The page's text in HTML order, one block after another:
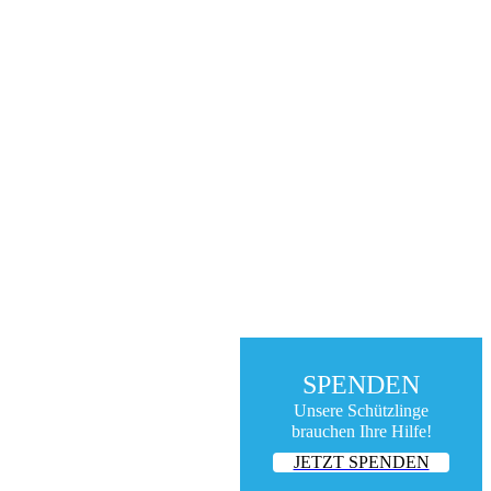
SPENDEN
Unsere Schützlinge
brauchen Ihre Hilfe!
JETZT SPENDEN